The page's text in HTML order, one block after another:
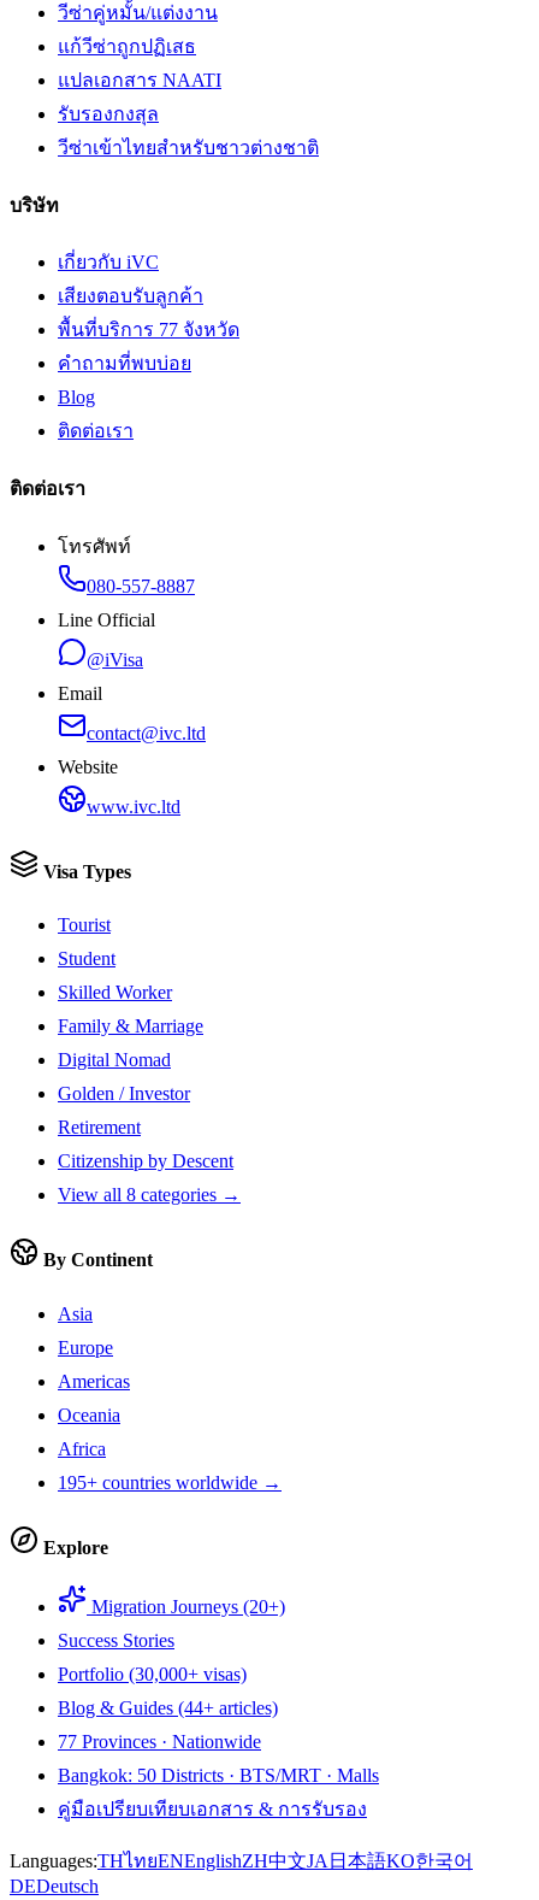
วีซ่าคู่หมั้น/แต่งงาน
แก้วีซ่าถูกปฏิเสธ
แปลเอกสาร NAATI
รับรองกงสุล
วีซ่าเข้าไทยสำหรับชาวต่างชาติ
บริษัท
เกี่ยวกับ iVC
เสียงตอบรับลูกค้า
พื้นที่บริการ 77 จังหวัด
คำถามที่พบบ่อย
Blog
ติดต่อเรา
ติดต่อเรา
โทรศัพท์
080-557-8887
Line Official
@iVisa
Email
contact@ivc.ltd
Website
www.ivc.ltd
Visa Types
Tourist
Student
Skilled Worker
Family & Marriage
Digital Nomad
Golden / Investor
Retirement
Citizenship by Descent
View all 8 categories →
By Continent
Asia
Europe
Americas
Oceania
Africa
195+ countries worldwide →
Explore
Migration Journeys (20+)
Success Stories
Portfolio (30,000+ visas)
Blog & Guides (44+ articles)
77 Provinces · Nationwide
Bangkok: 50 Districts · BTS/MRT · Malls
คู่มือเปรียบเทียบเอกสาร & การรับรอง
Languages:THไทยENEnglishZH中文JA 日本語KO한국어
DEDeutsch